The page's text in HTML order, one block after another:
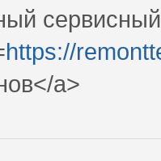
https://
a>